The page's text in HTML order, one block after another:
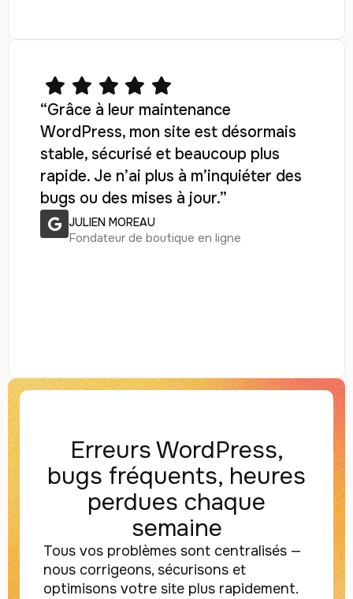
“Grâce à leur maintenance
WordPress, mon site est désormais
stable, sécurisé et beaucoup plus
rapide. Je n’ai plus à m’inquiéter des
bugs ou des mises à jour.”
JULIEN MOREAU
Fondateur de boutique en ligne
Erreurs WordPress,
bugs fréquents, heures
perdues chaque
semaine
Tous vos problèmes sont centralisés —
nous corrigeons, sécurisons et
optimisons votre site plus rapidement.